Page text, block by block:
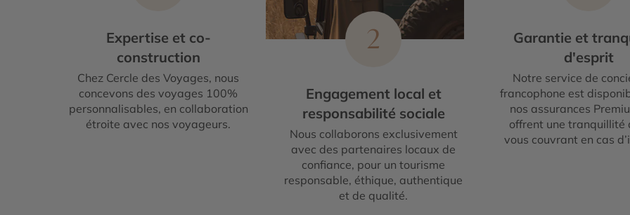
Expertise et co-
construction
Chez Cercle des Voyages, nous
concevons des voyages 100%
personnalisables, en collaboration
étroite avec nos voyageurs.
2
Engagement local et
responsabilité sociale
Nous collaborons exclusivement
avec des partenaires locaux de
confiance, pour un tourisme
responsable, éthique, authentique
et de qualité.
Garantie et
d'esprit
Notre service de
francophone est
nos assurances
offrent une tranquillité
vous couvrant en cas